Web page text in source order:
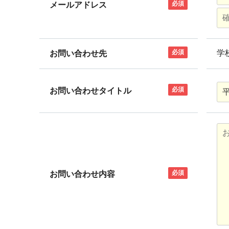
メールアドレス 必須
お問い合わせ先 必須 学
お問い合わせタイトル 必須
お問い合わせ内容 必須